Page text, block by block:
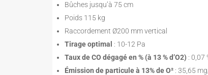
Bûches jusqu’à 75 cm
Poids 115 kg
Raccordement Ø200 mm vertical
Tirage optimal : 10-12 Pa
Taux de CO dégagé en % (à 13 % d’O2) : 0,07
Émission de particule à 13% de O² : 35,65